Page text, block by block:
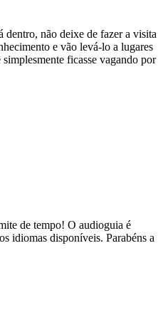
dentro, não deixe de fazer a visita
e vão levá-lo a lugares
ficasse vagando por
de tempo! O audioguia é
idiomas disponíveis. Parabéns a